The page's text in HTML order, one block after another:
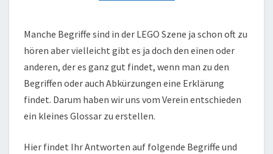
Manche Begriffe sind in der LEGO Szene ja schon oft zu
hören aber vielleicht gibt es ja doch den einen oder
anderen, der es ganz gut findet, wenn man zu den
Begriffen oder auch Abkürzungen eine Erklärung
findet. Darum haben wir uns vom Verein entschieden
ein kleines Glossar zu erstellen.
Hier findet Ihr Antworten auf folgende Begriffe und